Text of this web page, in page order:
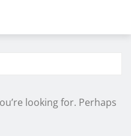
looking for. Perhaps